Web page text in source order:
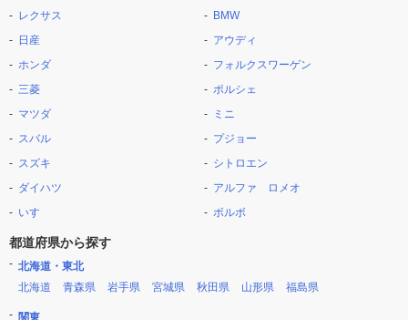
レクサス
日産
ホンダ
三菱
マツダ
スバル
スズキ
ダイハツ
いすゞ
BMW
アウディ
フォルクスワーゲン
ポルシェ
ミニ
プジョー
シトロエン
アルファ ロメオ
ボルボ
都道府県から探す
北海道・東北
北海道
青森県 岩手県 宮城県 秋田県 山形県 福島県